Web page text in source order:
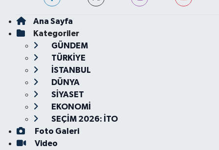
Ana Sayfa
Kategoriler
GÜNDEM
TÜRKİYE
İSTANBUL
DÜNYA
SİYASET
EKONOMİ
SEÇİM 2026: İTO
Foto Galeri
Video